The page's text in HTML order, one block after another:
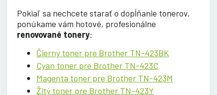
Pokiaľ sa nechcete starať o dopĺňanie tonerov,
ponúkame vám hotové, profesionálne
renovované tonery:
Čierny toner pre Brother TN-423BK
Cyan toner pre Brother TN-423C
Magenta toner pre Brother TN-423M
Žltý toner pre Brother TN-423Y